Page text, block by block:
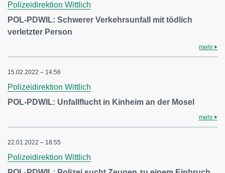
Polizeidirektion Wittlich
POL-PDWIL: Schwerer Verkehrsunfall mit tödlich
verletzter Person
mehr
15.02.2022 – 14:56
Polizeidirektion Wittlich
POL-PDWIL: Unfallflucht in Kinheim an der Mosel
mehr
22.01.2022 – 18:55
Polizeidirektion Wittlich